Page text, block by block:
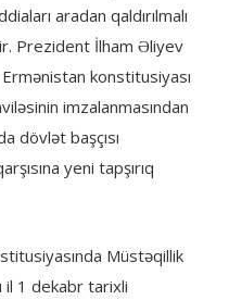
aradan qaldırılmalı
Prezident İlham Əliyev
konstitusiyası
imzalanmasından
dövlət başçısı
yeni tapşırıq
Müstəqillik
il 1 dekabr tarixli